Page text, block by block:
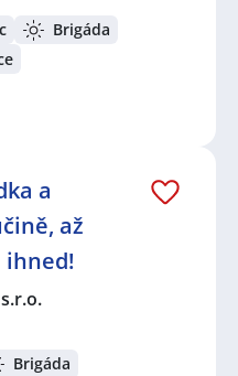
Brigáda
a
až
ihned!
Brigáda